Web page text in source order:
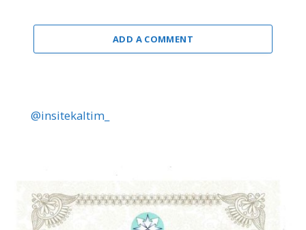
ADD A COMMENT
@insitekaltim_